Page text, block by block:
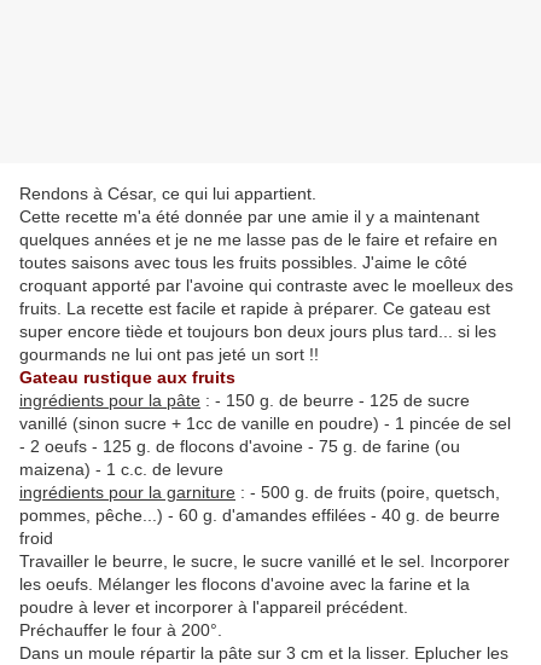
Rendons à César, ce qui lui appartient.
Cette recette m'a été donnée par une amie il y a maintenant
quelques années et je ne me lasse pas de le faire et refaire en
toutes saisons avec tous les fruits possibles. J'aime le côté
croquant apporté par l'avoine qui contraste avec le moelleux des
fruits. La recette est facile et rapide à préparer. Ce gateau est
super encore tiède et toujours bon deux jours plus tard... si les
gourmands ne lui ont pas jeté un sort !!
Gateau rustique aux fruits
ingrédients pour la pâte : - 150 g. de beurre - 125 de sucre
vanillé (sinon sucre + 1cc de vanille en poudre) - 1 pincée de sel
- 2 oeufs - 125 g. de flocons d'avoine - 75 g. de farine (ou
maizena) - 1 c.c. de levure
ingrédients pour la garniture : - 500 g. de fruits (poire, quetsch,
pommes, pêche...) - 60 g. d'amandes effilées - 40 g. de beurre
froid
Travailler le beurre, le sucre, le sucre vanillé et le sel. Incorporer
les oeufs. Mélanger les flocons d'avoine avec la farine et la
poudre à lever et incorporer à l'appareil précédent.
Préchauffer le four à 200°.
Dans un moule répartir la pâte sur 3 cm et la lisser. Eplucher les